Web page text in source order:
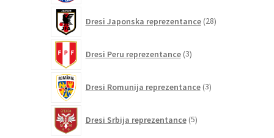
Dresi Japonska reprezentance 28izdelkov
Dresi Peru reprezentance 3izdelki
Dresi Romunija reprezentance 3izdelki
Dresi Srbija reprezentance 5izdelkov